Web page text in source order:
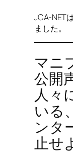
JCA-NET
ました。
マニ
公開
人々
いる
ンタ
止せ